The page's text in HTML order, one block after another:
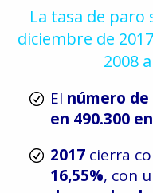
La tasa de paro
diciembre de
2008
El número
en 490.300
2017 cierra
16,55%, con